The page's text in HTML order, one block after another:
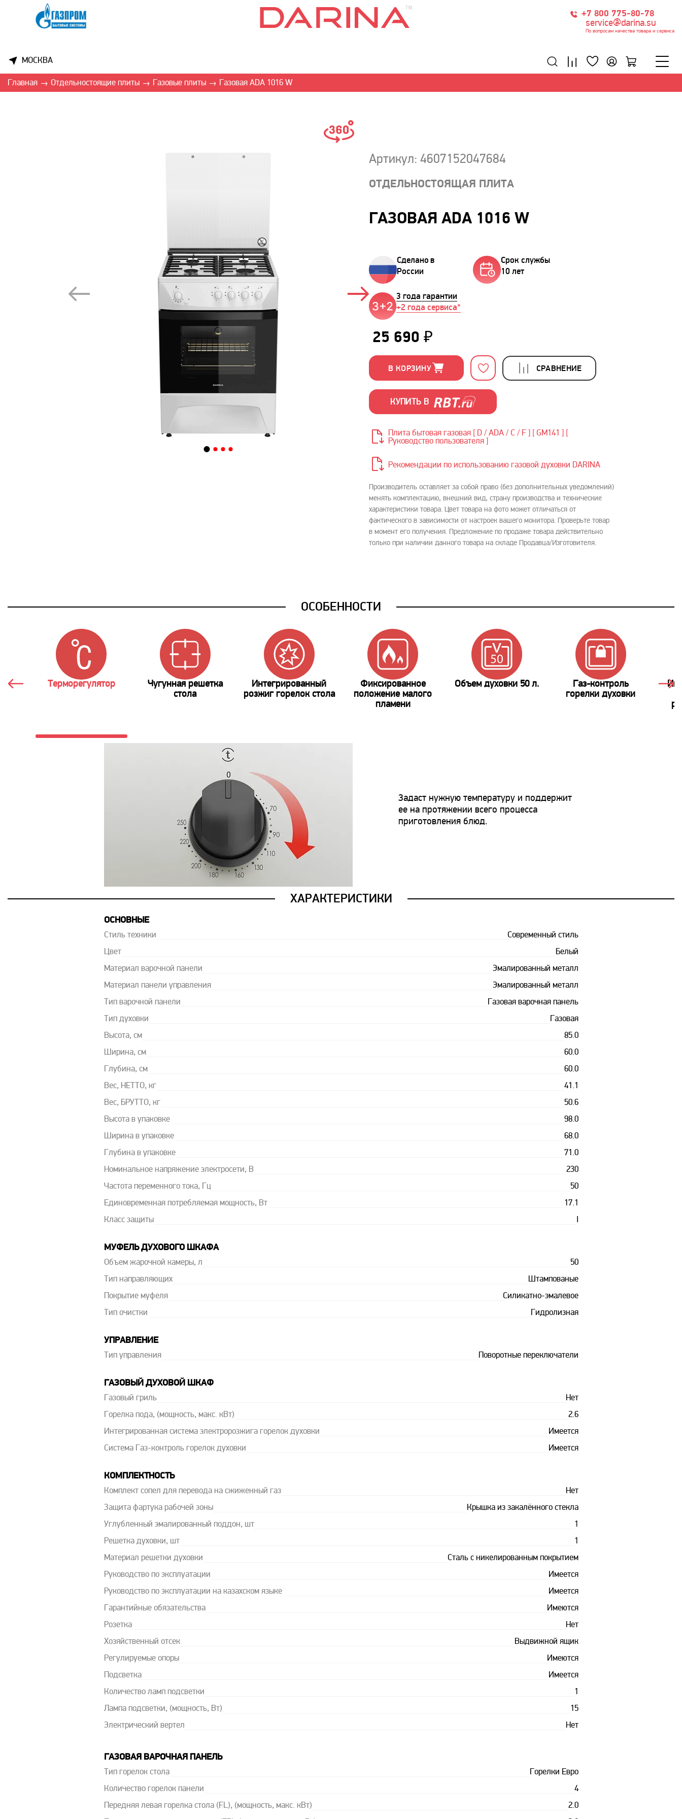
+7 800 775-80-78
service@darina.su
По вопросам качества товара и сервиса
МОСКВА
Главная → Отдельностоящие плиты → Газовые плиты → Газовая ADA 1016 W
Артикул: 4607152047684
ОТДЕЛЬНОСТОЯЩАЯ ПЛИТА
ГАЗОВАЯ ADA 1016 W
Сделано в
России
Срок службы
10 лет
3 года гарантии
+2 года сервиса*
25 690 ₽
В КОРЗИНУ СРАВНЕНИЕ
КУПИТЬ В
Производитель оставляет за собой право (без дополнительных уведомлений)
менять комплектацию, внешний вид, страну производства и технические
характеристики товара. Цвет товара на фото может отличаться от
фактического в зависимости от настроек вашего монитора. Проверьте товар
в момент его получения. Предложение по продаже товара действительно
только при наличии данного товара на складе Продавца/Изготовителя.
Плита бытовая газовая [ D / ADA / C / F ] [ GM141 ] [
Руководство пользователя ]
Рекомендации по использованию газовой духовки DARINA
ОСОБЕННОСТИ
Терморегулятор
Чугунная решетка
стола
Интегрированный
розжиг горелок стола
Фиксированное
положение малого
пламени
Объем духовки 50 л.
Газ-контроль
горелки духовки
Задаст нужную температуру и поддержит
ее на протяжении всего процесса
приготовления блюд.
ХАРАКТЕРИСТИКИ
ОСНОВНЫЕ
Стиль техники Современный стиль
Цвет Белый
Материал варочной панели Эмалированный металл
Материал панели управления Эмалированный металл
Тип варочной панели Газовая варочная панель
Тип духовки Газовая
Высота, см 85.0
Ширина, см 60.0
Глубина, см 60.0
Вес, НЕТТО, кг 41.1
Вес, БРУТТО, кг 50.6
Высота в упаковке 98.0
Ширина в упаковке 68.0
Глубина в упаковке 71.0
Номинальное напряжение электросети, В 230
Частота переменного тока, Гц 50
Единовременная потребляемая мощность, Вт 17.1
Класс защиты
МУФЕЛЬ ДУХОВОГО ШКАФА
Объем жарочной камеры, л 50
Тип направляющих Штампованые
Покрытие муфеля Силикатно-эмалевое
Тип очистки Гидролизная
УПРАВЛЕНИЕ
Тип управления Поворотные переключатели
ГАЗОВЫЙ ДУХОВОЙ ШКАФ
Газовый гриль Нет
Горелка пода, (мощность, макс. кВт) 2.6
Интегрированная система электророзжига горелок духовки Имеется
Система Газ-контроль горелок духовки Имеется
КОМПЛЕКТНОСТЬ
Комплект сопел для перевода на сжиженный газ Нет
Защита фартука рабочей зоны Крышка из закалённого стекла
Углубленный эмалированный поддон, шт 1
Решетка духовки, шт 1
Материал решетки духовки Сталь с никелированным покрытием
Руководство по эксплуатации Имеется
Руководство по эксплуатации на казахском языке Имеется
Гарантийные обязательства Имеются
Розетка Нет
Хозяйственный отсек Выдвижной ящик
Регулируемые опоры Имеются
Подсветка Имеется
Количество ламп подсветки 1
Лампа подсветки, (мощность, Вт) 15
Электрический вертел Нет
ГАЗОВАЯ ВАРОЧНАЯ ПАНЕЛЬ
Тип горелок стола Горелки Евро
Количество горелок панели 4
Передняя левая горелка стола (FL), (мощность, макс. кВт) 2.0